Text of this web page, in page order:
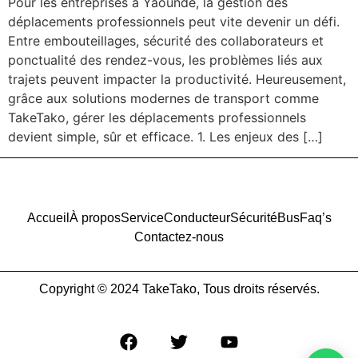
déplacements professionnels peut vite devenir un défi.
Entre embouteillages, sécurité des collaborateurs et
ponctualité des rendez-vous, les problèmes liés aux
trajets peuvent impacter la productivité. Heureusement,
grâce aux solutions modernes de transport comme
TakeTako, gérer les déplacements professionnels
devient simple, sûr et efficace. 1. Les enjeux des […]
Accueil À proposServiceConducteurSécuritéBusFaq’s
Contactez-nous
Copyright © 2024 TakeTako, Tous droits réservés.